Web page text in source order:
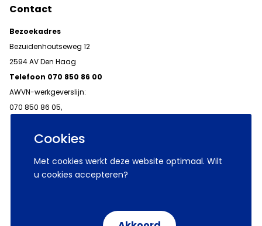
Cookies
Met cookies werkt deze website optimaal. Wilt
u cookies accepteren?
Contact
Bezoekadres
Bezuidenhoutseweg 12
2594 AV Den Haag
Telefoon 070 850 86 00
AWVN-werkgeverslijn:
070 850 86 05,
© 2026 AWVN